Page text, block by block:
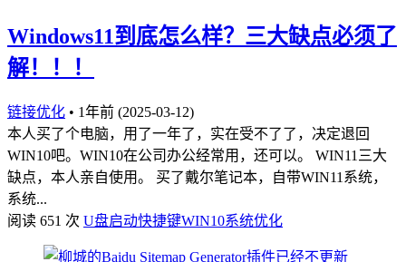
Windows11到底怎么样？三大缺点必须了
解！！！
链接优化 • 1年前 (2025-03-12)
本人买了个电脑，用了一年了，实在受不了了，决定退回
WIN10吧。WIN10在公司办公经常用，还可以。 WIN11三大
缺点，本人亲自使用。 买了戴尔笔记本，自带WIN11系统，
系统...
阅读 651 次 U盘启动快捷键WIN10系统优化